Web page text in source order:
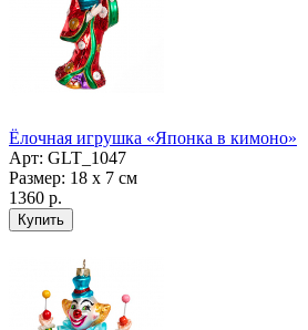
Ёлочная игрушка «Японка в кимоно»
Арт: GLT_1047
Размер: 18 х 7 см
1360 р.